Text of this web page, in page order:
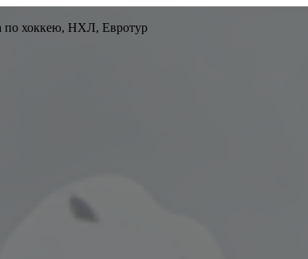
по хоккею, НХЛ, Евротур